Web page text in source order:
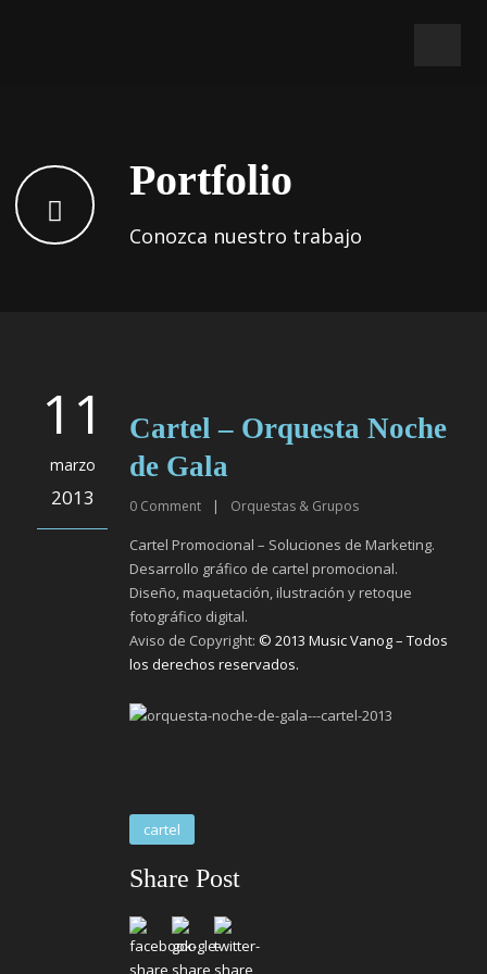
Portfolio
Conozca nuestro trabajo
11
marzo
2013
Cartel – Orquesta Noche
de Gala
0 Comment | Orquestas & Grupos
Cartel Promocional – Soluciones de Marketing.
Desarrollo gráfico de cartel promocional.
Diseño, maquetación, ilustración y retoque
fotográfico digital.
Aviso de Copyright: © 2013 Music Vanog – Todos
los derechos reservados.
cartel
Share Post